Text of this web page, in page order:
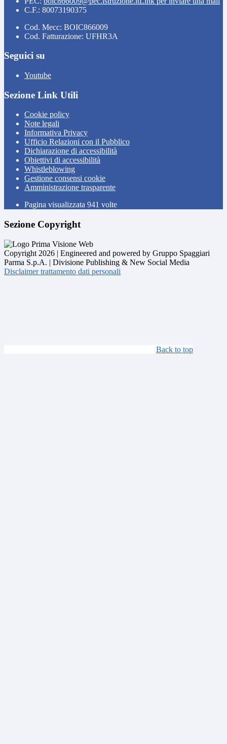
C.F.: 80073190375
Cod. Mecc: BOIC866009
Cod. Fatturazione: UFHR3A
Seguici su
Youtube
Sezione Link Utili
Cookie policy
Note legali
Informativa Privacy
Ufficio Relazioni con il Pubblico
Dichiarazione di accessibilità
Obiettivi di accessibilità
Whistleblowing
Gestione consensi cookie
Amministrazione trasparente
Pagina visualizzata 941 volte
Sezione Copyright
Copyright 2026 | Engineered and powered by Gruppo Spaggiari
Parma S.p.A. | Divisione Publishing & New Social Media
Disclaimer trattamento dati personali
Back to top